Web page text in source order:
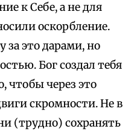
к Себе, а не для
оскорбление.
за это дарами, но
Бог создал тебя
чтобы через это
скромности. Не в
(трудно) сохранять